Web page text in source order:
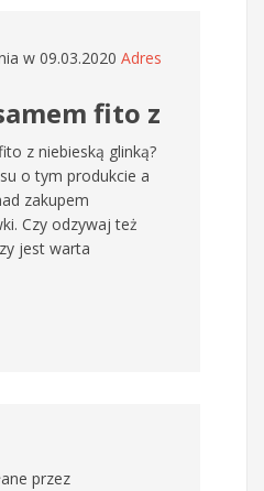
w 09.03.2020 Adres
fito z
z niebieską glinką?
o tym produkcie a
zakupem
Czy odzywaj też
jest warta
przez